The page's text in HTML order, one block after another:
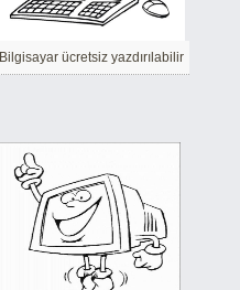
Bilgisayar ücretsiz yazdırılabilir